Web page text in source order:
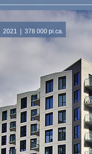
2021 | 378 000 pi.ca.